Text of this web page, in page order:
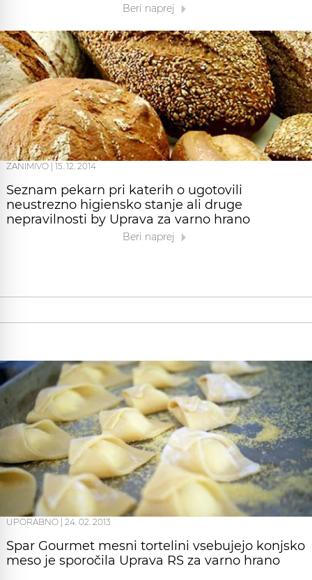
Beri naprej
ZANIMIVO 15. 12. 2014
Seznam pekarn pri katerih o ugotovili
neustrezno higiensko stanje ali druge
nepravilnosti by Uprava za varno hrano
Beri naprej
UPORABNO | 24. 02. 2013
Spar Gourmet mesni tortelini vsebujejo konjsko
meso je sporočila Uprava RS za varno hrano